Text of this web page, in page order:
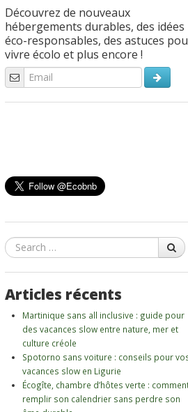
Découvrez de nouveaux
hébergements durables, des idées
éco-responsables, des astuces
vivre écolo et plus encore !
Search
Articles récents
Martinique sans all inclusive : guide pour
des vacances slow entre nature, mer et
culture créole
Spotorno sans voiture : conseils pour
vacances slow en Ligurie
Écogîte, chambre d’hôtes verte :
remplir son calendrier sans perdre son